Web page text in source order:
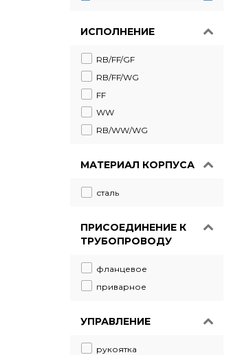
ИСПОЛНЕНИЕ
RB/FF/GF
RB/FF/WG
FF
WW
RB/WW/WG
МАТЕРИАЛ КОРПУСА
сталь
ПРИСОЕДИНЕНИЕ К
ТРУБОПРОВОДУ
фланцевое
приварное
УПРАВЛЕНИЕ
рукоятка